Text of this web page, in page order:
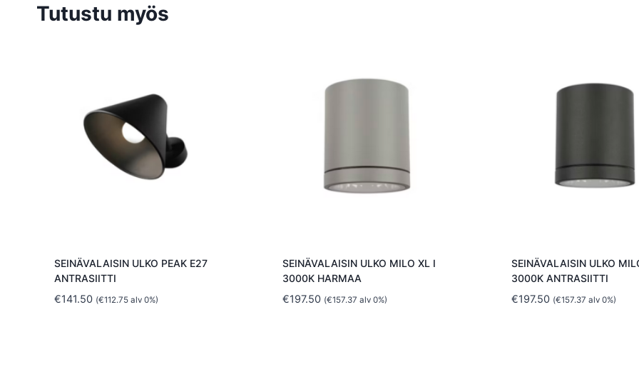
Tutustu myös
SEINÄVALAISIN ULKO PEAK E27
ANTRASIITTI
€141.50 (€112.75alv 0%)
SEINÄVALAISIN ULKO MILO XL I
3000K HARMAA
€197.50 (€157.37 alv 0%)
SEINÄVALAISIN ULKO
3000K ANTRASIITTI
€197.50 (€157.37 alv 0%)